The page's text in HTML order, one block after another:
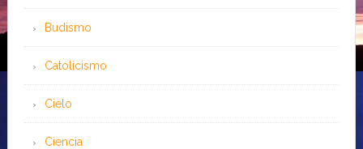
Budismo
Catolicismo
Cielo
Ciencia